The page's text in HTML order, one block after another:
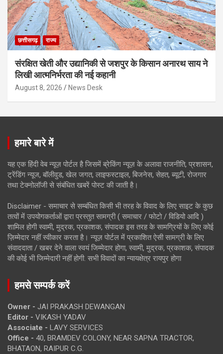
छत्तीसगढ़ राज्य
संरक्षित खेती और उद्यानिकी से जशपुर के किसान अनारथ साय ने
लिखी आत्मनिर्भरता की नई कहानी
August 8, 2026 News Desk
हमारे बारे में
यह एक हिंदी वेब न्यूज़ पोर्टल है जिसमें ब्रेकिंग न्यूज़ के अलावा राजनीति, प्रशासन,
ट्रेंडिंग न्यूज, बॉलीवुड, खेल जगत, लाइफस्टाइल, बिजनेस, सेहत, ब्यूटी, रोजगार
तथा टेक्नोलॉजी से संबंधित खबरें पोस्ट की जाती है।
Disclaimer - समाचार से सम्बंधित किसी भी तरह के विवाद के लिए साइट के कुछ
तत्वों में उपयोगकर्ताओं द्वारा प्रस्तुत सामग्री ( समाचार / फोटो / विडियो आदि )
शामिल होगी स्वामी, मुद्रक, प्रकाशक, संपादक इस तरह के सामग्रियों के लिए कोई
ज़िम्मेदार नहीं स्वीकार करता है। न्यूज़ पोर्टल में प्रकाशित ऐसी सामग्री के लिए
संवाददाता / खबर देने वाला स्वयं जिम्मेदार होगा, स्वामी, मुद्रक, प्रकाशक, संपादक
की कोई भी जिम्मेदारी नहीं होगी. सभी विवादों का न्यायक्षेत्र रायपुर होगा
हमसे सम्पर्क करें
Owner - JAI PRAKASH DEWANGAN
Editor - VIKASH YADAV
Associate - LAVY SERVICES
Office - 40, BRAMDEV COLONY, NEAR SAPNA TRACTOR,
BHATAON, RAIPUR C.G.